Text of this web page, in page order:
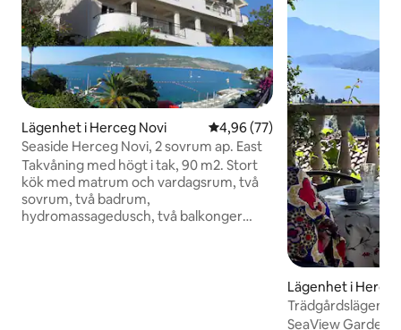
Lägenhet i Herceg Novi 4,96 av 5 i genomsnittligt
4,96 (77)
Seaside Herceg Novi, 2 sovrum ap. East
Takvåning med högt i tak, 90 m2. Stort
kök med matrum och vardagsrum, två
sovrum, två badrum,
hydromassagedusch, två balkonger
Lägenhet i
SeaView Garden